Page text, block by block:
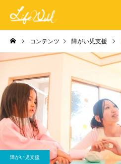
コンテンツ 障がい児支援
障がい児支援